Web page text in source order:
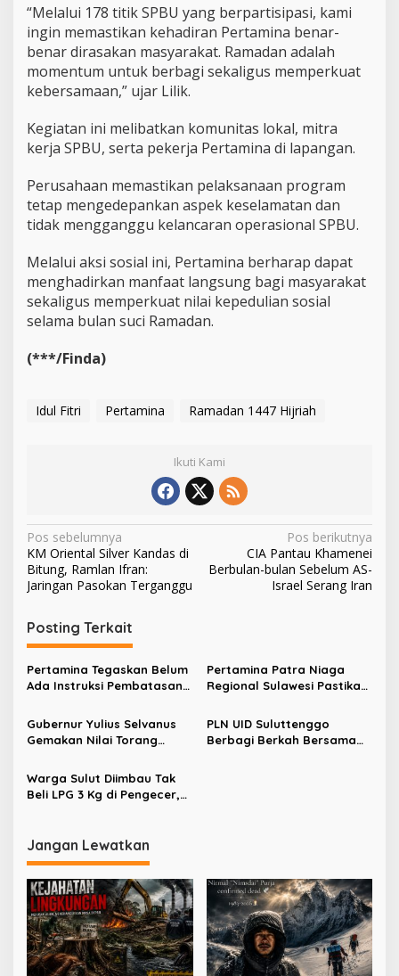
j
a
I
n
f
o
m
a
“Melalui 178 titik SPBU yang berpartisipasi, kami
ingin memastikan kehadiran Pertamina benar-
benar dirasakan masyarakat. Ramadan adalah
momentum untuk berbagi sekaligus memperkuat
kebersamaan,” ujar Lilik.
Kegiatan ini melibatkan komunitas lokal, mitra
kerja SPBU, serta pekerja Pertamina di lapangan.
Perusahaan memastikan pelaksanaan program
tetap mengedepankan aspek keselamatan dan
tidak mengganggu kelancaran operasional SPBU.
Melalui aksi sosial ini, Pertamina berharap dapat
menghadirkan manfaat langsung bagi masyarakat
sekaligus memperkuat nilai kepedulian sosial
selama bulan suci Ramadan.
(***/Finda)
Idul Fitri Pertamina Ramadan 1447 Hijriah
Ikuti Kami
N
a
v
i
g
a
s
i
p
s
Pos sebelumnya
KM Oriental Silver Kandas di
Bitung, Ramlan Ifran:
Jaringan Pasokan Terganggu
Pos berikutnya
CIA Pantau Khamenei
Berbulan-bulan Sebelum AS-
Israel Serang Iran
Posting Terkait
Pertamina Tegaskan Belum
Ada Instruksi Pembatasan
Kapasitas Kendaraan
Pertamina Patra Niaga
Regional Sulawesi Pastikan
Bulukumba, dan Sinjai
Cukup
Gubernur Yulius Selvanus
Gemakan Nilai Torang
Fitri 2026
PLN UID Suluttenggo
Berbagi Berkah Bersama
Warga Sulut Diimbau Tak
Beli LPG 3 Kg di Pengecer,
Jangan Lewatkan